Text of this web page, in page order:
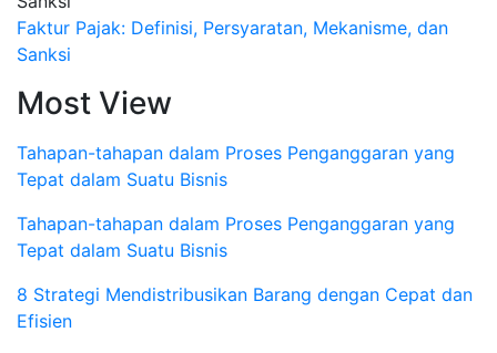
Faktur Pajak: Definisi, Persyaratan, Mekanisme, dan
Sanksi
Most View
Tahapan-tahapan dalam Proses Penganggaran yang
Tepat dalam Suatu Bisnis
Tahapan-tahapan dalam Proses Penganggaran yang
Tepat dalam Suatu Bisnis
8 Strategi Mendistribusikan Barang dengan Cepat dan
Efisien